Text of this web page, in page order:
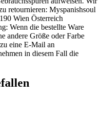
retournieren: Myspanishsoul
Wien Österreich
Wenn die bestellte Ware
andere Größe oder Farbe
eine E-Mail an
in diesem Fall die